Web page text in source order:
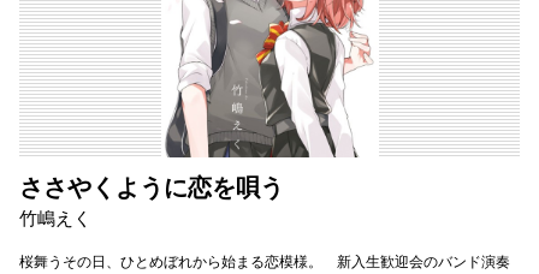
ささやくように恋を唄う
竹嶋えく
桜舞うその日、ひとめぼれから始まる恋模様。 新入生歓迎会のバンド演奏